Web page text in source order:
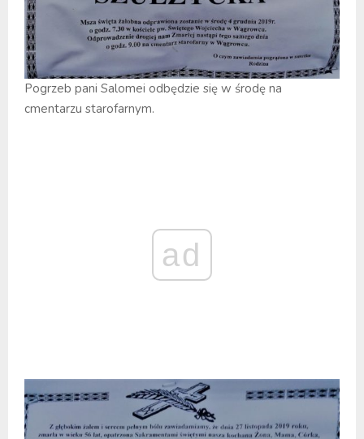
Pogrzeb pani Salomei odbędzie się w środę na
cmentarzu starofarnym.
ad